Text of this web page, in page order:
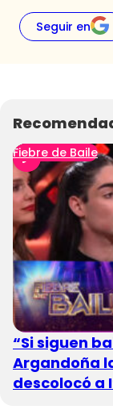
Seguir en
Fiebre de Baile
“Si siguen
Argandoña
descolocó a